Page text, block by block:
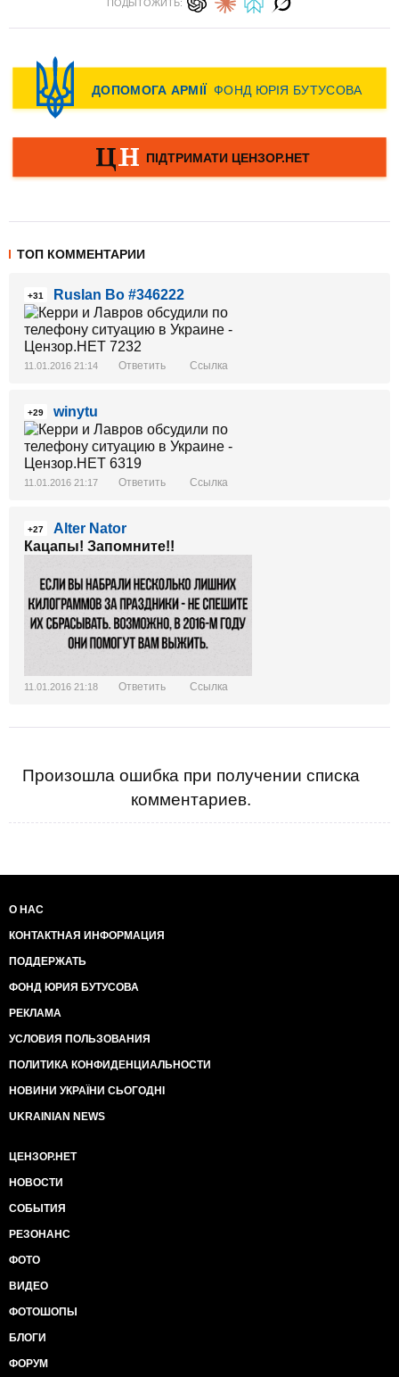
ПОДЫТОЖИТЬ:
ТОП КОММЕНТАРИИ
+31 Ruslan Bo #346222
11.01.2016 21:14 Ответить Ссылка
+29 winytu
11.01.2016 21:17 Ответить Ссылка
+27
Alter Nator
Кацапы! Запомните!!
11.01.2016 21:18 Ответить Ссылка
Произошла ошибка при получении списка
комментариев.
О НАС
КОНТАКТНАЯ ИНФОРМАЦИЯ
ПОДДЕРЖАТЬ
ФОНД ЮРИЯ БУТУСОВА
РЕКЛАМА
УСЛОВИЯ ПОЛЬЗОВАНИЯ
ПОЛИТИКА КОНФИДЕНЦИАЛЬНОСТИ
НОВИНИ УКРАЇНИ СЬОГОДНІ
UKRAINIAN NEWS
ЦЕНЗОР.НЕТ
НОВОСТИ
СОБЫТИЯ
РЕЗОНАНС
ФОТО
ВИДЕО
ФОТОШОПЫ
БЛОГИ
ФОРУМ